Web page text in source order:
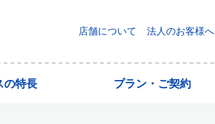
店舗について 法人のお客様へ
の特長 プラン・ご契約